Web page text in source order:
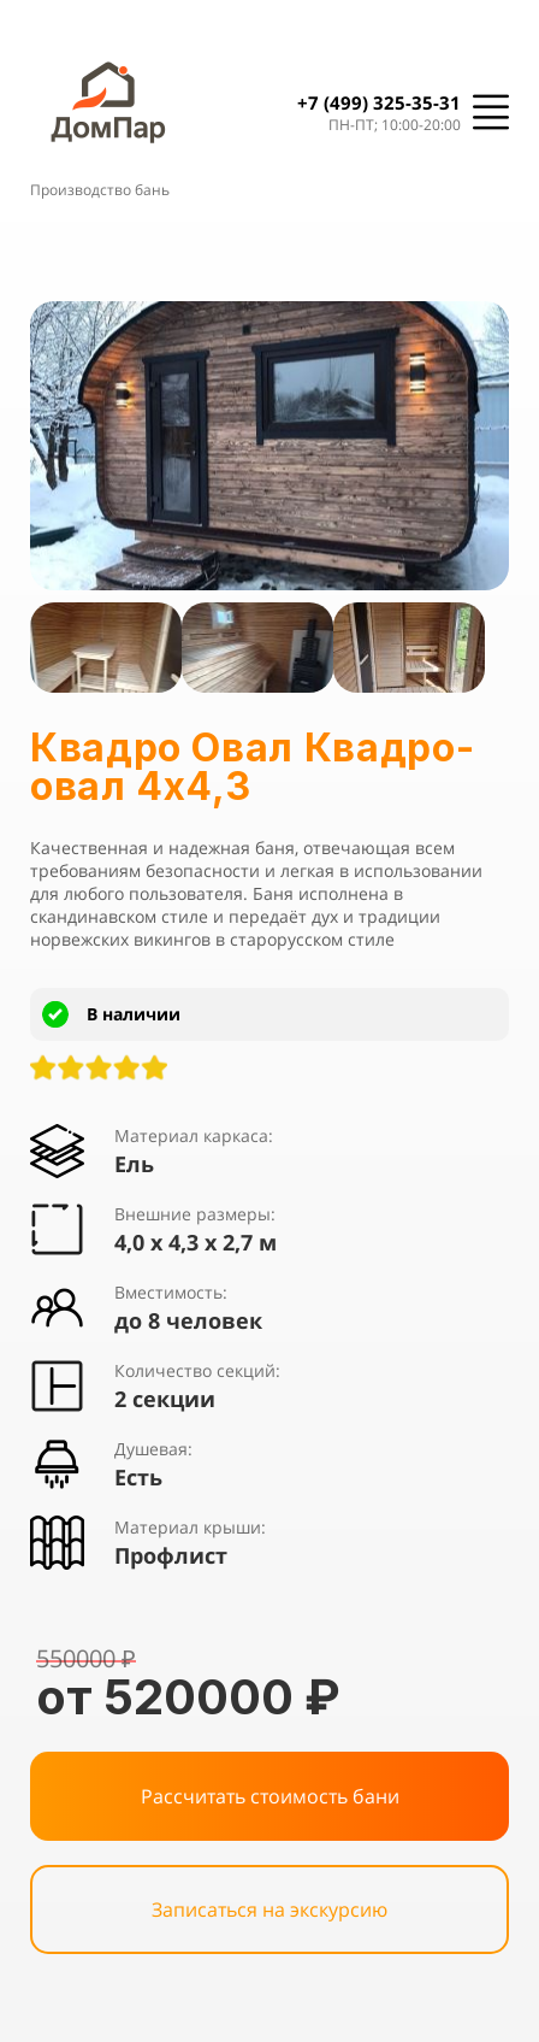
Производство бань
+7 (499) 325-35-31
ПН-ПТ; 10:00-20:00
Квадро Овал Квадро-
овал 4х4,3
Качественная и надежная баня, отвечающая всем
требованиям безопасности и легкая в использовании
для любого пользователя. Баня исполнена в
скандинавском стиле и передаёт дух и традиции
норвежских викингов в старорусском стиле
В наличии
Материал каркаса:
Ель
Внешние размеры:
4,0 х 4,3 х 2,7 м
Вместимость:
до 8 человек
Количество секций:
2 секции
Душевая:
Есть
Материал крыши:
Профлист
550000 ₽
от 520000 ₽
Рассчитать стоимость бани
Записаться на экскурсию